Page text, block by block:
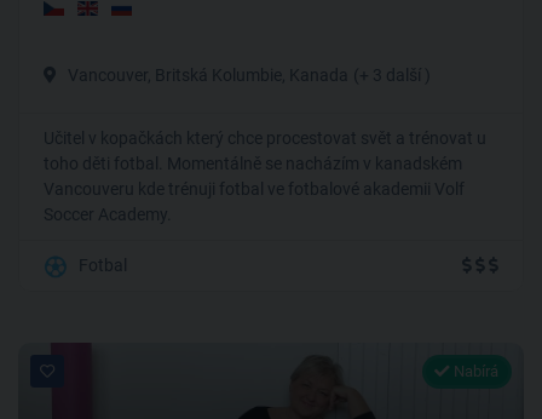
Vancouver, Britská Kolumbie, Kanada (+ 3 další )
Učitel v kopačkách který chce procestovat svět a trénovat u
toho děti fotbal. Momentálně se nacházím v kanadském
Vancouveru kde trénuji fotbal ve fotbalové akademii Volf
Soccer Academy.
Fotbal
Nabírá